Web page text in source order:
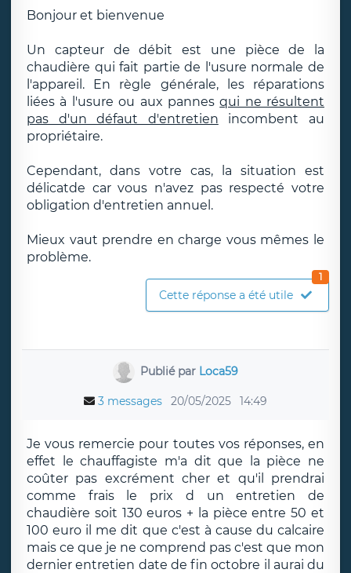
Bonjour et bienvenue
Un capteur de débit est une pièce de la
chaudière qui fait partie de l'usure normale de
l'appareil. En règle générale, les réparations
liées à l'usure ou aux pannesqui ne résultent
pas d'un défaut d'entretien incombent au
propriétaire.
Cependant, dans votre cas, la situation est
délicatde car vous n'avez pas respecté votre
obligation d'entretien annuel.
Mieux vaut prendre en charge vous mêmes le
problème.
Cette réponse a été utile
1
Publié par Loca59
3 messages 20/05/2025 14:49
Je vous remercie pour toutes vos réponses, en
effet le chauffagiste m'a dit que la pièce ne
coûter pas excrément cher et qu'il prendrai
comme frais le prix d un entretien de
chaudière soit 130 euros + la pièce entre 50 et
100 euro il me dit que c'est à cause du calcaire
mais ce que je ne comprend pas c'est que mon
dernier entretien date de fin octobre il aurai du